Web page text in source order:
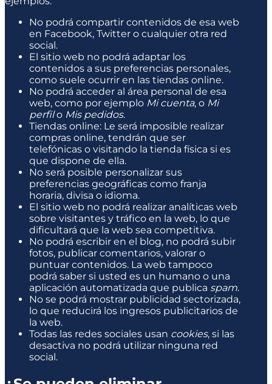
No podrá compartir contenidos de esa web
en Facebook, Twitter o cualquier otra red
social.
El sitio web no podrá adaptar los
contenidos a sus preferencias personales,
como suele ocurrir en las tiendas online.
No podrá acceder al área personal de esa
web, como por ejemplo Mi cuenta, o Mi
perfilo Mis pedidos.
Tiendas online: Le será imposible realizar
compras online, tendrán que ser
telefónicas o visitando la tienda física si es
que dispone de ella.
No será posible personalizar sus
preferencias geográficas como franja
horaria, divisa o idioma.
El sitio web no podrá realizar analíticas web
sobre visitantes y tráfico en la web, lo que
dificultará que la web sea competitiva.
No podrá escribir en el blog, no podrá subir
fotos, publicar comentarios, valorar o
puntuar contenidos. La web tampoco
podrá saber si usted es un humano o una
aplicación automatizada que publica spam.
No se podrá mostrar publicidad sectorizada,
lo que reducirá los ingresos publicitarios de
la web.
Todas las redes sociales usan cookies, si las
desactiva no podrá utilizar ninguna red
social.